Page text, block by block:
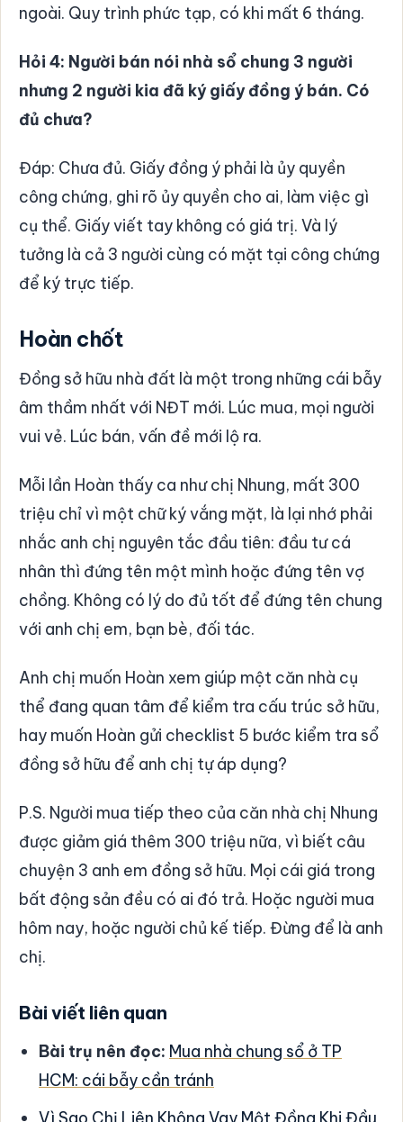
ngoài. Quy trình phức tạp, có khi mất 6 tháng.
Hỏi 4: Người bán nói nhà sổ chung 3 người
nhưng 2 người kia đã ký giấy đồng ý bán. Có
đủ chưa?
Đáp: Chưa đủ. Giấy đồng ý phải là ủy quyền
công chứng, ghi rõ ủy quyền cho ai, làm việc gì
cụ thể. Giấy viết tay không có giá trị. Và lý
tưởng là cả 3 người cùng có mặt tại công chứng
để ký trực tiếp.
Hoàn chốt
Đồng sở hữu nhà đất là một trong những cái bẫy
âm thầm nhất với NĐT mới. Lúc mua, mọi người
vui vẻ. Lúc bán, vấn đề mới lộ ra.
Mỗi lần Hoàn thấy ca như chị Nhung, mất 300
triệu chỉ vì một chữ ký vắng mặt, là lại nhớ phải
nhắc anh chị nguyên tắc đầu tiên: đầu tư cá
nhân thì đứng tên một mình hoặc đứng tên vợ
chồng. Không có lý do đủ tốt để đứng tên chung
với anh chị em, bạn bè, đối tác.
Anh chị muốn Hoàn xem giúp một căn nhà cụ
thể đang quan tâm để kiểm tra cấu trúc sở hữu,
hay muốn Hoàn gửi checklist 5 bước kiểm tra sổ
đồng sở hữu để anh chị tự áp dụng?
P.S. Người mua tiếp theo của căn nhà chị Nhung
được giảm giá thêm 300 triệu nữa, vì biết câu
chuyện 3 anh em đồng sở hữu. Mọi cái giá trong
bất động sản đều có ai đó trả. Hoặc người mua
hôm nay, hoặc người chủ kế tiếp. Đừng để là anh
chị.
Bài viết liên quan
Bài trụ nên đọc: Mua nhà chung sổ ở TP
HCM: cái bẫy cần tránh
Vì Sao Chị Liên Không Vay Một Đồng Khi Đầu